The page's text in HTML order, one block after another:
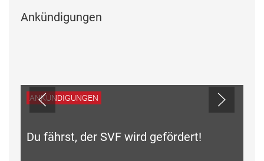
Ankündigungen
ANKÜNDIGUNGEN
Du fährst, der SVF wird gefördert!